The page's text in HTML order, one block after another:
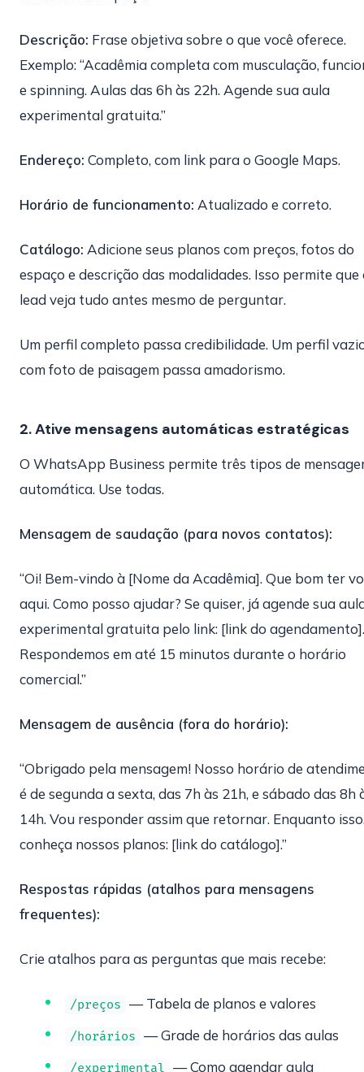
Descrição: Frase objetiva sobre o que você oferece.
Exemplo: “Acadêmia completa com musculação,
e spinning. Aulas das 6h às 22h. Agende sua aula
experimental gratuita.”
Endereço: Completo, com link para o Google Maps.
Horário de funcionamento: Atualizado e correto.
Catálogo: Adicione seus planos com preços, fotos do
espaço e descrição das modalidades. Isso permite que
lead veja tudo antes mesmo de perguntar.
Um perfil completo passa credibilidade. Um perfil
com foto de paisagem passa amadorismo.
2. Ative mensagens automáticas estratégicas
O WhatsApp Business permite três tipos de
automática. Use todas.
Mensagem de saudação (para novos contatos):
“Oi! Bem-vindo à [Nome da Acadêmia]. Que bom ter
aqui. Como posso ajudar? Se quiser, já agende sua
experimental gratuita pelo link: [link do agendamento].
Respondemos em até 15 minutos durante o horário
comercial.”
Mensagem de ausência (fora do horário):
“Obrigado pela mensagem! Nosso horário de
é de segunda a sexta, das 7h às 21h, e sábado das 8h
14h. Vou responder assim que retornar. Enquanto
conheça nossos planos: [link do catálogo].”
Respostas rápidas (atalhos para mensagens
frequentes):
Crie atalhos para as perguntas que mais recebe:
/preços — Tabela de planos e valores
/horários — Grade de horários das aulas
/experimental — Como agendar aula